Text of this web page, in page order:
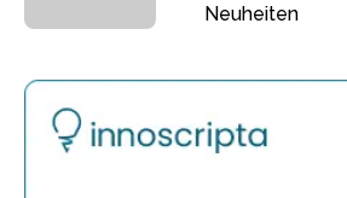
Neuheiten